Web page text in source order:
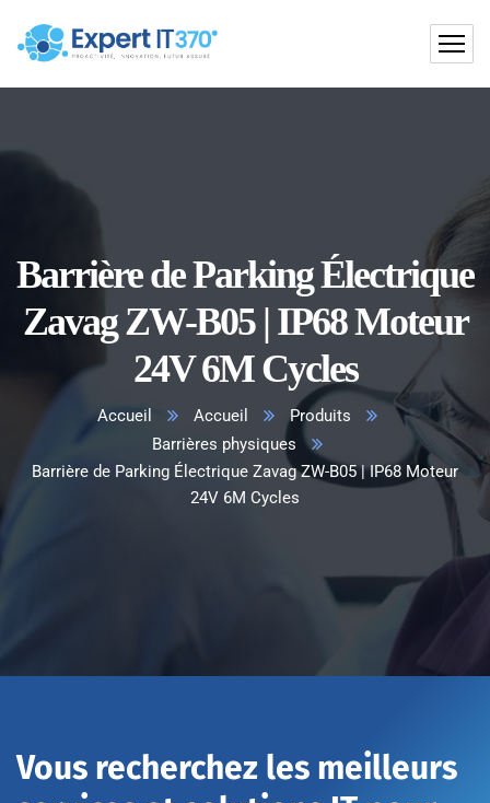
Barrière de Parking Électrique
Zavag ZW-B05 | IP68 Moteur
24V 6M Cycles
Accueil Accueil
Produits
Barrières physiques
Barrière de Parking Électrique Zavag ZW-B05 | IP68 Moteur
24V 6M Cycles
Vous recherchez les meilleurs